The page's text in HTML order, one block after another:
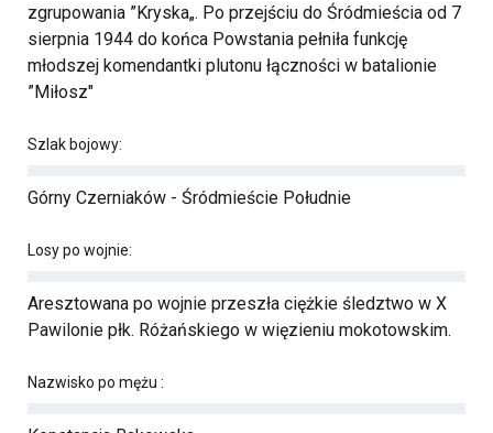
zgrupowania ”Kryska„. Po przejściu do Śródmieścia od 7
sierpnia 1944 do końca Powstania pełniła funkcję
młodszej komendantki plutonu łączności w batalionie
”Miłosz"
Szlak bojowy:
Górny Czerniaków - Śródmieście Południe
Losy po wojnie:
Aresztowana po wojnie przeszła ciężkie śledztwo w X
Pawilonie płk. Różańskiego w więzieniu mokotowskim.
Nazwisko po mężu :